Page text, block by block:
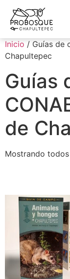
Inicio / Guías de
Chapultepec
Guías
de
Mostrando